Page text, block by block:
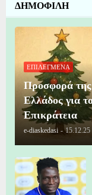
ΔΗΜΟΦΙΛΗ
ΕΠΙΛΕΓΜΕΝΑ
Προσφορά
Ελλάδος για
Επικράτεια
e-diaskedasi - 15.12.25